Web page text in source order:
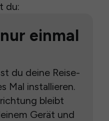
du:
einmal
du deine Reise-
Mal installieren.
bleibt
Gerät und